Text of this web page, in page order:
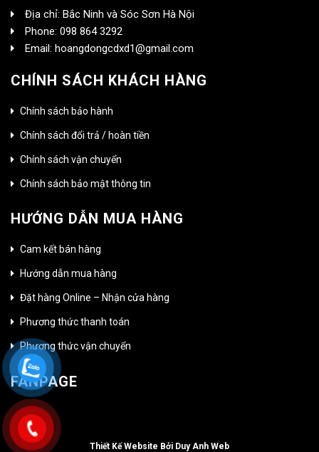
Địa chỉ: Bắc Ninh và Sóc Sơn Hà Nội
Phone: 098 864 3292
Email: hoangdongcdxd1@gmail.com
CHÍNH SÁCH KHÁCH HÀNG
Chính sách bảo hành
Chính sách đổi trả / hoàn tiền
Chính sách vận chuyển
Chính sách bảo mật thông tin
HƯỚNG DẪN MUA HÀNG
Cam kết bán hàng
Hướng dẫn mua hàng
Đặt hàng Online – Nhận cửa hàng
Phương thức thanh toán
Phương thức vận chuyển
FANPAGE
Thiết Kế Website Bởi Duy Anh Web